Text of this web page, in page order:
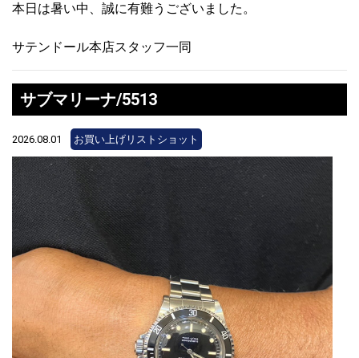
本日は暑い中、誠に有難うございました。
サテンドール本店スタッフ一同
サブマリーナ/5513
2026.08.01 お買い上げリストショット